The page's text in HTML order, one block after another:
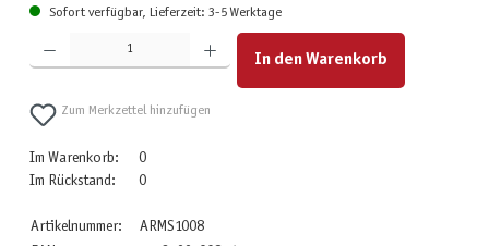
Sofort verfügbar, Lieferzeit: 3-5 Werktage
Produkt Anzahl: Gib den gewünschten Wert ein oder benutze die Schaltflächen um die Anzahl zu
In den Warenkorb
Zum Merkzettel hinzufügen
Im Warenkorb:
0
Im Rückstand:
0
Artikelnummer:
ARMS1008